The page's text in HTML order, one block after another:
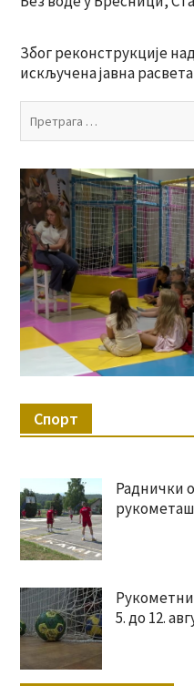
Због реконструкције
искључена јавна
Спорт
Раднички
5. до 12.